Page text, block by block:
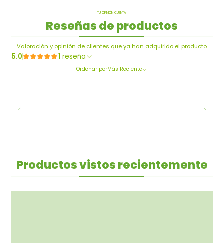
TU OPINIÓN CUENTA
Reseñas de productos
Valoración y opinión de clientes que ya han adquirido el producto
5.0 1 reseña
Ordenar porMás Reciente
Productos vistos recientemente